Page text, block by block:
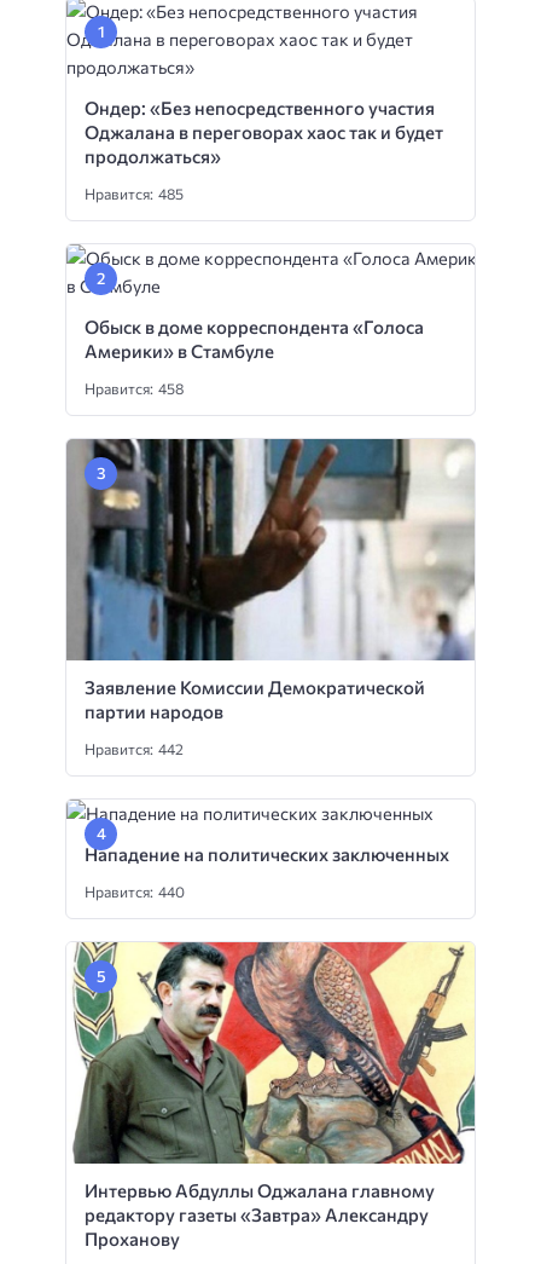
Ондер: «Без непосредственного участия
Оджалана в переговорах хаос так и будет
продолжаться»
Нравится: 485
Обыск в доме корреспондента «Голоса
Америки» в Стамбуле
Нравится: 458
Заявление Комиссии Демократической
партии народов
Нравится: 442
Нападение на политических заключенных
Нравится: 440
Интервью Абдуллы Оджалана главному
редактору газеты «Завтра» Александру
Проханову